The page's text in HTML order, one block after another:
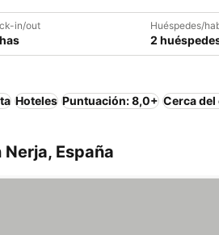
in/out Huéspedes/
2
Hoteles Puntuación: 8,0+ Cerca
España